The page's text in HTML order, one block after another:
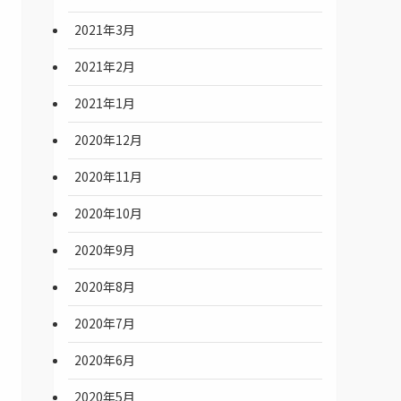
2021年3月
2021年2月
2021年1月
2020年12月
2020年11月
2020年10月
2020年9月
2020年8月
2020年7月
2020年6月
2020年5月